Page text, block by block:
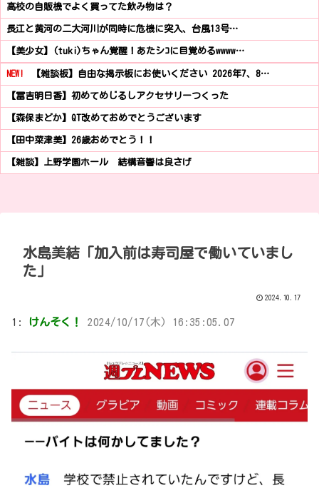
高校の自販機でよく買ってた飲み物は？
長江と黄河の二大河川が同時に危機に突入、台風13号…
【美少女】(tuki)ちゃん覚醒！あたシｺに目覚めるwwww…
NEW! 【雑談板】自由な掲示板にお使いください 2026年7、8…
【冨吉明日香】初めてめじるしアクセサリーつくった
【森保まどか】QT改めておめでとうございます
【田中菜津美】26歳おめでとう！！
【雑談】上野学園ホール 結構音響は良さげ
水島美結「加入前は寿司屋で働いていまし
た」
2024.10.17
1: けんそく！ 2024/10/17(木) 16:35:05.07